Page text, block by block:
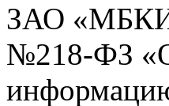
ЗАО
№218-ФЗ